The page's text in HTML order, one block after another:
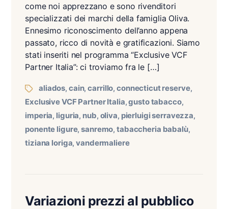
come noi apprezzano e sono rivenditori
specializzati dei marchi della famiglia Oliva.
Ennesimo riconoscimento dell’anno appena
passato, ricco di novità e gratificazioni. Siamo
stati inseriti nel programma “Exclusive VCF
Partner Italia”: ci troviamo fra le […]
aliados,cain,carrillo,connecticut reserve,
Exclusive VCF Partner Italia,gusto tabacco,
imperia, liguria, nub, oliva, pierluigi serravezza,
ponente ligure,sanremo,tabaccheria babalù,
tiziana loriga,vandermaliere
Variazioni prezzi al pubblico